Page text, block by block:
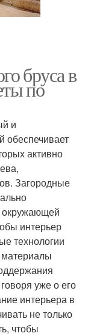
бруса в
по
и
обеспечивает
активно
Загородные
окружающей
интерьер
технологии
уже о его
интерьера в
не только
чтобы